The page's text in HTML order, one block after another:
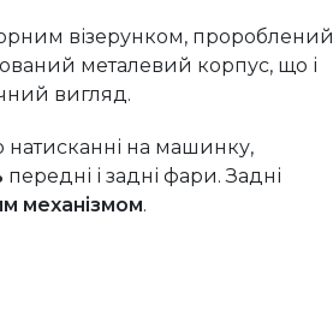
візерунком, пророблений
металевий корпус, що і
вигляд.
натисканні на машинку,
передні і задні фари. Задні
механізмом.